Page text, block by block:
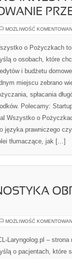
MOŻLIWOŚĆ
o Pożyczkach
o osobach, które
i budżetu
miejscu zebrano
spłacania
Polecamy:
Wszystko o
języka prawniczego
tłumaczące, jak […]
MOŻLIWOŚĆ
Laryngolog.pl –
o pacjentach, które